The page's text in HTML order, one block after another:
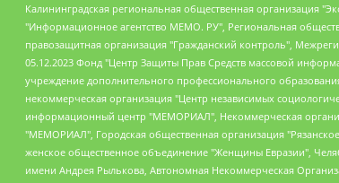
Калининградская региональная общественная организация "Экозащита!-Женсовет", Фонд содействия защите прав и свобод граждан "Общественный вердикт", Фонд "Институт Развития Свободы Информации", Частное учреждение "Информационное агентство МЕМО. РУ", Региональная общественная организация "Общественная комиссия по сохранению наследия академика Сахарова", Фонд поддержки свободы прессы, Санкт-Петербургская общественная правозащитная организация "Гражданский контроль", Межрегиональная общественная организация "Информационно-просветительский центр "Мемориал", Региональный Фонд "Центр Защиты Прав Средств Массовой Информации", с 05.12.2023 Фонд "Центр Защиты Прав Средств массовой информации", Региональная общественная благотворительная организация помощи беженцам и мигрантам "Гражданское содействие", Негосударственное образовательное учреждение дополнительного профессионального образования (повышение квалификации) специалистов "АКАДЕМИЯ ПО ПРАВАМ ЧЕЛОВЕКА", Свердловская региональная общественная организация "Сутяжник", Автономная некоммерческая организация "Центр независимых социологических исследований", Союз общественных объединений "Российский исследовательский центр по правам человека", Региональное общественное учреждение научно-информационный центр "МЕМОРИАЛ", Некоммерческая организация "Фонд защиты гласности", Автономная некоммерческая организация "Институт прав человека", Городская общественная организация "Екатеринбургское общество "МЕМОРИАЛ", Городская общественная организация "Рязанское историко-просветительское и правозащитное общество "Мемориал" (Рязанский Мемориал), Челябинский региональный орган общественной самодеятельности – женское общественное объединение "Женщины Евразии", Челябинский региональный орган общественной самодеятельности "Уральская правозащитная группа", Фонд содействия защите здоровья и социальной справедливости имени Андрея Рылькова, Автономная Некоммерческая Организация "Аналитический Центр Юрия Левады", Автономная некоммерческая организация социальной поддержки населения "Проект Апрель", Региональная общественная организация помощи женщинам и детям, находящимся в кризисной ситуации "Информационно-методический центр "Анна", Фонд содействия развитию массовых коммуникаций и правовому просвещению "Так-так-Так", Фонд содействия устойчивому развитию "Серебряная тайга", Свердловский региональный общественный фонд социальных проектов "Новое время", "Idel.Реалии", Кавказ.Реалии, Крым.Реалии, Телеканал Настоящее Время, Татаро-башкирская служба Радио Свобода (Azatliq Radiosi), Радио Свободная Европа/Радио Свобода (PCE/PC), "Сибирь.Реалии", "Фактограф", Благотворительный фонд помощи осужденным и их семьям, Автономная